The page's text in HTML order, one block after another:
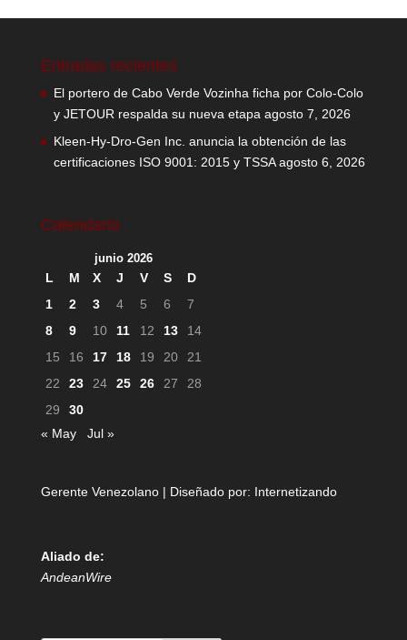
Entradas recientes
El portero de Cabo Verde Vozinha ficha por Colo-Colo
y JETOUR respalda su nueva etapa agosto 7, 2026
Kleen-Hy-Dro-Gen Inc. anuncia la obtención de las
certificaciones ISO 9001: 2015 y TSSA agosto 6, 2026
Calendario
junio 2026
L M X J V S
D
1
2 3 4 5 6
7
8
9 10 11 12 13
14
15
16 17 18 19 20
21
22
23 24 25 26 27
28
29
30
« May
Jul »
Gerente Venezolano | Diseñado por: Internetizando
Aliado de:
AndeanWire